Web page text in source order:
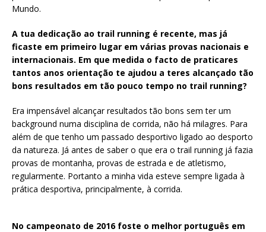
Mundo.
A tua dedicação ao trail running é recente, mas já
ficaste em primeiro lugar em várias provas nacionais e
internacionais. Em que medida o facto de praticares
tantos anos orientação te ajudou a teres alcançado tão
bons resultados em tão pouco tempo no trail running?
Era impensável alcançar resultados tão bons sem ter um
background numa disciplina de corrida, não há milagres. Para
além de que tenho um passado desportivo ligado ao desporto
da natureza. Já antes de saber o que era o trail running já fazia
provas de montanha, provas de estrada e de atletismo,
regularmente. Portanto a minha vida esteve sempre ligada à
prática desportiva, principalmente, à corrida.
No campeonato de 2016 foste o melhor português em